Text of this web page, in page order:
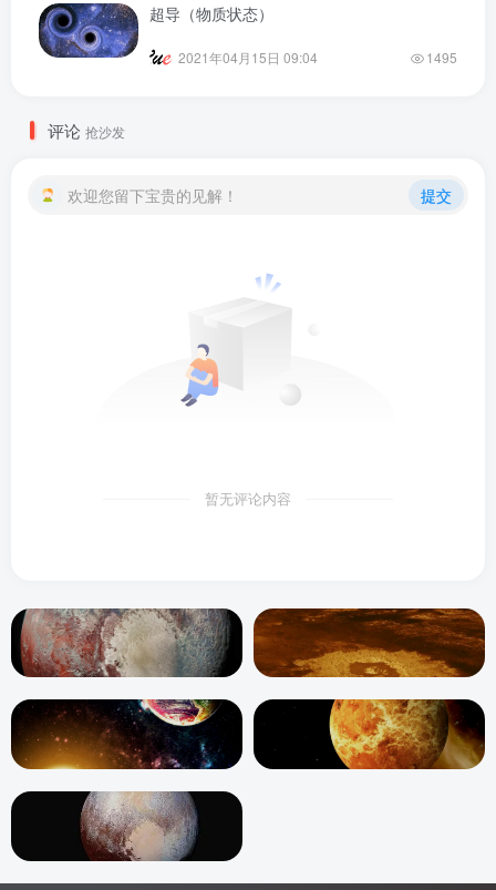
超导（物质状态）
2021年04月15日 09:04 1495
评论 抢沙发
欢迎您留下宝贵的见解！ 提交
暂无评论内容